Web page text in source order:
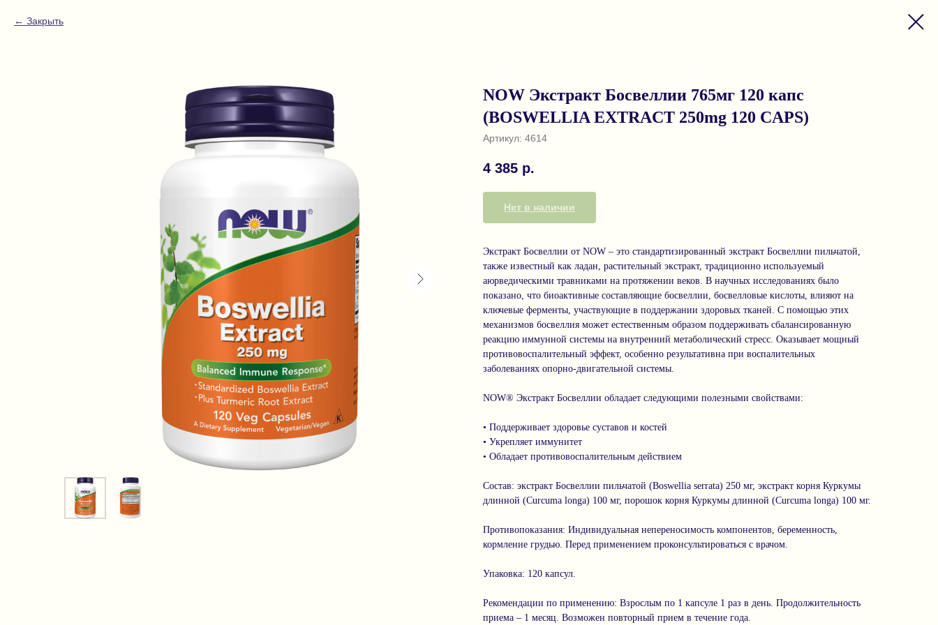
Закрыть
NOW Экстракт Босвеллии 765мг 120 капс
(BOSWELLIA EXTRACT 250mg 120 CAPS)
Артикул: 4614
4 385 р.
Нет в наличии
Экстракт Босвеллии от NOW – это стандартизированный экстракт Босвеллии пильчатой,
также известный как ладан, растительный экстракт, традиционно используемый
аюрведическими травниками на протяжении веков. В научных исследованиях было
показано, что биоактивные составляющие босвеллии, босвелловые кислоты, влияют на
ключевые ферменты, участвующие в поддержании здоровых тканей. С помощью этих
механизмов босвеллия может естественным образом поддерживать сбалансированную
реакцию иммунной системы на внутренний метаболический стресс. Оказывает мощный
противовоспалительный эффект, особенно результативна при воспалительных
заболеваниях опорно-двигательной системы.
NOW® Экстракт Босвеллии обладает следующими полезными свойствами:
• Поддерживает здоровье суставов и костей
• Укрепляет иммунитет
• Обладает противовоспалительным действием
Состав: экстракт Босвеллии пильчатой (Boswellia serrata) 250 мг, экстракт корня Куркумы
длинной (Curcuma longa) 100 мг, порошок корня Куркумы длинной (Curcuma longa) 100 мг.
Противопоказания: Индивидуальная непереносимость компонентов, беременность,
кормление грудью. Перед применением проконсультироваться с врачом.
Упаковка: 120 капсул.
Рекомендации по применению: Взрослым по 1 капсуле 1 раз в день. Продолжительность
приема – 1 месяц. Возможен повторный прием в течение года.